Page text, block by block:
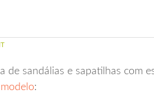
de sandálias e sapatilhas com
: